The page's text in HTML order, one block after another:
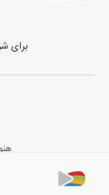
برای